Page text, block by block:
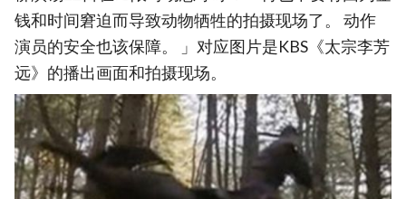
钱和时间窘迫而导致动物牺牲的拍摄现场了。 动作
演员的安全也该保障。 」对应图片是KBS《太宗李芳
远》的播出画面和拍摄现场。